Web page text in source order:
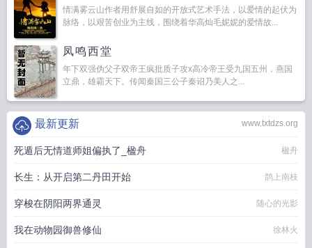
情满雾云山作者用舒展自如的开放式艺术手法，以爱情的起伏为
脉络，以艰苦创业为主线，围绕着华高灿毛妮妮的爱情故...
凤鸣西堂
年下双强伪父子双帝王疯批质子攻x高冷帝王受九国五州，燕国
立鼎，雄霸天下。传闻秦国三公子秦诏乃美人之...
www.txtdzs.org
最新更新
死遁后无情道师姐偏执了_楹舟 楹舟
长生：从开启第二丹田开始 鹊上南枝
穿梭在阴阳两界通灵 随心的光影
我在动物园御兽修仙 徐林火